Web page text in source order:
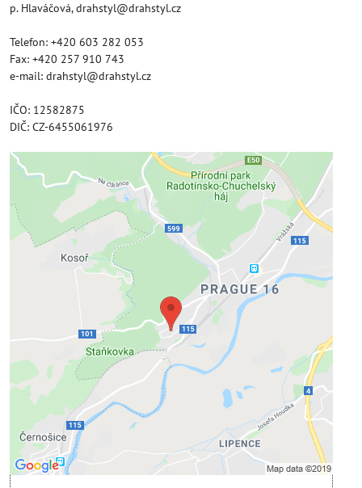
p. Hlaváčová, drahstyl@drahstyl.cz
Telefon: +420 603 282 053
Fax: +420 257 910 743
e-mail: drahstyl@drahstyl.cz
IČO: 12582875
DIČ: CZ-6455061976
Externí obsah je blokován Volbami
soukromí
Přejete si načíst externí obsah?
Povolit jednou
Povolit a zapamatovat - souhlas s druhem cookie:
Funkční
Otevřít obsah v novém okně